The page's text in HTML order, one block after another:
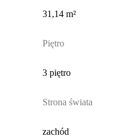
31,14 m²
Piętro
3 piętro
Strona świata
zachód